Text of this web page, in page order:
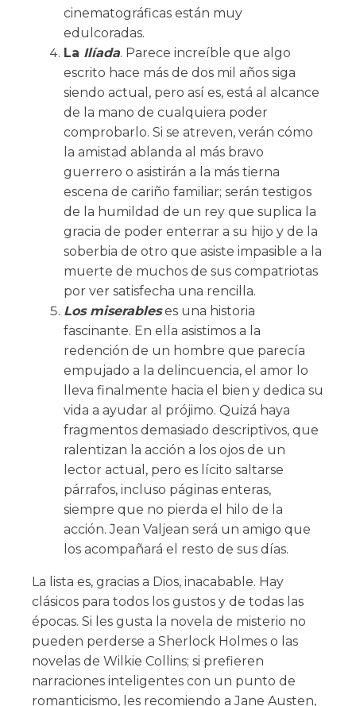
cinematográficas están muy
edulcoradas.
La Ilíada. Parece increíble que algo
escrito hace más de dos mil años siga
siendo actual, pero así es, está al alcance
de la mano de cualquiera poder
comprobarlo. Si se atreven, verán cómo
la amistad ablanda al más bravo
guerrero o asistirán a la más tierna
escena de cariño familiar; serán testigos
de la humildad de un rey que suplica la
gracia de poder enterrar a su hijo y de la
soberbia de otro que asiste impasible a la
muerte de muchos de sus compatriotas
por ver satisfecha una rencilla.
Los miserableses una historia
fascinante. En ella asistimos a la
redención de un hombre que parecía
empujado a la delincuencia, el amor lo
lleva finalmente hacia el bien y dedica su
vida a ayudar al prójimo. Quizá haya
fragmentos demasiado descriptivos, que
ralentizan la acción a los ojos de un
lector actual, pero es lícito saltarse
párrafos, incluso páginas enteras,
siempre que no pierda el hilo de la
acción. Jean Valjean será un amigo que
los acompañará el resto de sus días.
La lista es, gracias a Dios, inacabable. Hay
clásicos para todos los gustos y de todas las
épocas. Si les gusta la novela de misterio no
pueden perderse a Sherlock Holmes o las
novelas de Wilkie Collins; si prefieren
narraciones inteligentes con un punto de
romanticismo, les recomiendo a Jane Austen,